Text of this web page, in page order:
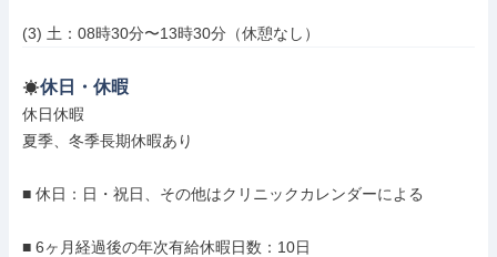
(3) 土：08時30分〜13時30分（休憩なし）
休日・休暇
休日休暇
夏季、冬季長期休暇あり
■ 休日：日・祝日、その他はクリニックカレンダーによる
■ 6ヶ月経過後の年次有給休暇日数：10日